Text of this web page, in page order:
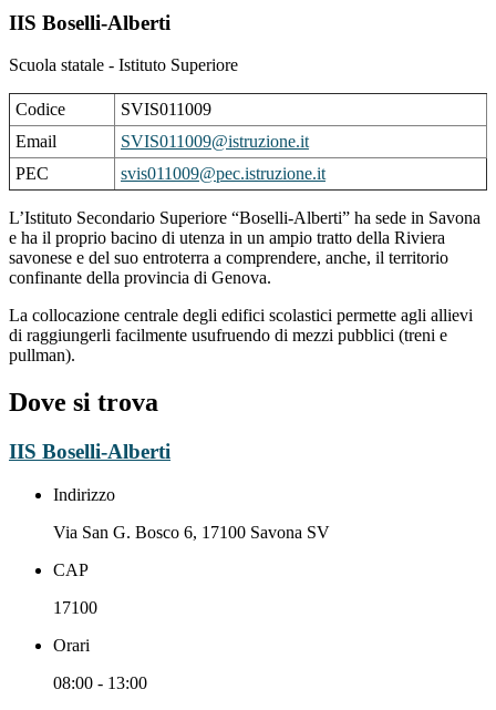
IIS Boselli-Alberti
Scuola statale - Istituto Superiore
Codice
SVIS011009
Email
SVIS011009@istruzione.it
PEC
svis011009@pec.istruzione.it
L’Istituto Secondario Superiore “Boselli-Alberti” ha sede in Savona
e ha il proprio bacino di utenza in un ampio tratto della Riviera
savonese e del suo entroterra a comprendere, anche, il territorio
confinante della provincia di Genova.
La collocazione centrale degli edifici scolastici permette agli allievi
di raggiungerli facilmente usufruendo di mezzi pubblici (treni e
pullman).
Dove si trova
IIS Boselli-Alberti
Indirizzo
Via San G. Bosco 6, 17100 Savona SV
CAP
17100
Orari
08:00 - 13:00